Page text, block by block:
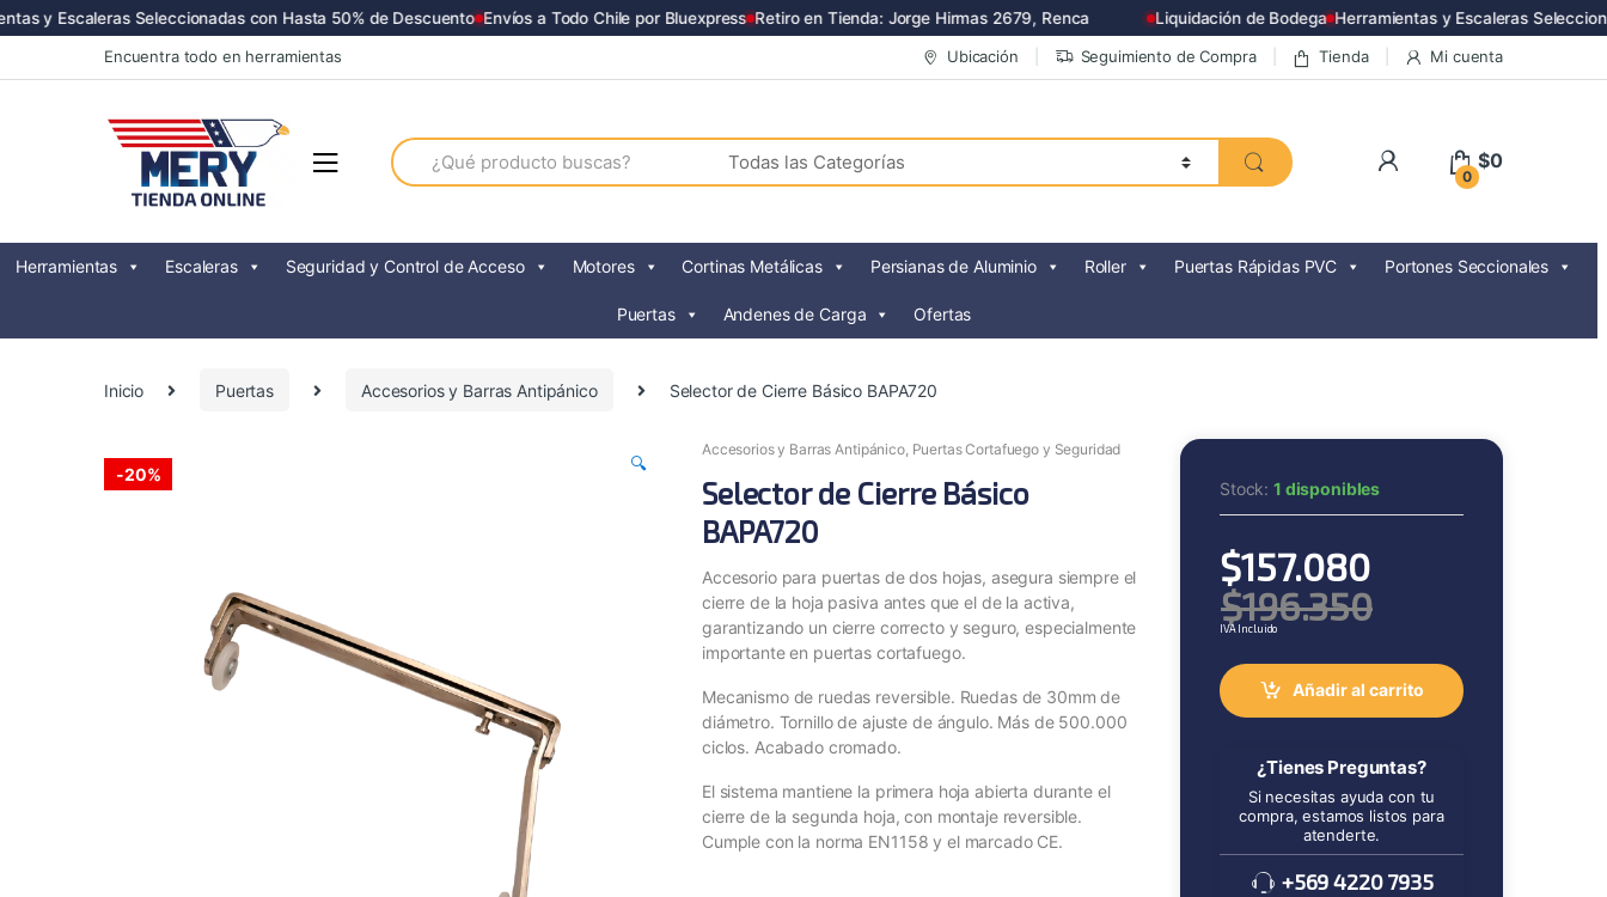
y Escaleras Seleccionadas con Hasta 50% de Descuento Envíos a Todo Chile por Bluexpress Retiro en Tienda: Jorge Hirmas 2679, Renca Liquidación de Bodega Herramientas y Escaleras
to
to
Encuentra todo en herramientas Ubicación Seguimiento de Compra Tienda Mi cuenta
Search
for:
0
$0
Herramientas Escaleras Seguridad y Control de Acceso Motores Cortinas Metálicas Persianas de Aluminio Roller Puertas Rápidas PVC Portones Seccionales
Puertas Andenes de Carga Ofertas
Inicio Puertas Accesorios y Barras Antipánico Selector de Cierre Básico BAPA720
-20%
🔍
Accesorios y Barras Antipánico, Puertas Cortafuego y Seguridad
Selector de Cierre Básico
BAPA720
Accesorio para puertas de dos hojas, asegura siempre el
cierre de la hoja pasiva antes que el de la activa,
garantizando un cierre correcto y seguro, especialmente
importante en puertas cortafuego.
Mecanismo de ruedas reversible. Ruedas de 30mm de
diámetro. Tornillo de ajuste de ángulo. Más de 500.000
ciclos. Acabado cromado.
El sistema mantiene la primera hoja abierta durante el
cierre de la segunda hoja, con montaje reversible.
Cumple con la norma EN1158 y el marcado CE.
Stock:1 disponibles
$157.080
$196.350
IVA Incluido
Añadir al carrito
¿Tienes Preguntas?
Si necesitas ayuda con tu
compra, estamos listos para
atenderte.
+569 4220 7935